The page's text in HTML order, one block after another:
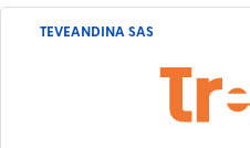
TEVEANDINA SAS